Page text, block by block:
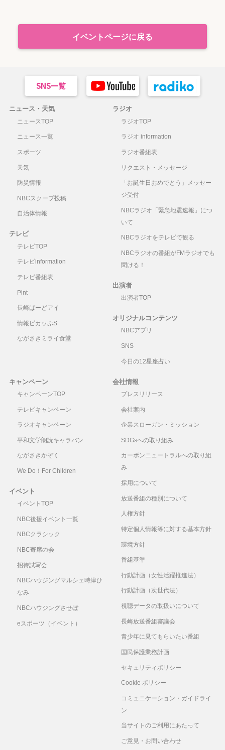
イベントページに戻る
ニュース・天気
ニュースTOP
ニュース一覧
スポーツ
天気
防災情報
NBCスクープ投稿
自治体情報
テレビ
テレビTOP
テレビinformation
テレビ番組表
Pint
長崎ばーどアイ
情報ピカッぷS
ながさきミライ食堂
ラジオ
ラジオTOP
ラジオ information
ラジオ番組表
リクエスト・メッセージ
「お誕生日おめでとう」メッセー
ジ受付
NBCラジオ「緊急地震速報」につ
いて
NBCラジオをテレビで観る
NBCラジオの番組がFMラジオでも
聞ける！
出演者
出演者TOP
オリジナルコンテンツ
NBCアプリ
SNS
今日の12星座占い
キャンペーン
キャンペーンTOP
テレビキャンペーン
ラジオキャンペーン
平和文学朗読キャラバン
ながさきかぞく
We Do！For Children
イベント
イベントTOP
NBC後援イベント一覧
NBCクラシック
NBC寄席の会
招待試写会
NBCハウジングマルシェ時津ひ
なみ
NBCハウジングさせぼ
eスポーツ（イベント）
会社情報
プレスリリース
会社案内
企業スローガン・ミッション
SDGsへの取り組み
カーボンニュートラルへの取り組
み
採用について
放送番組の種別について
人権方針
特定個人情報等に対する基本方針
環境方針
番組基準
行動計画（女性活躍推進法）
行動計画（次世代法）
視聴データの取扱いについて
長崎放送番組審議会
青少年に見てもらいたい番組
国民保護業務計画
セキュリティポリシー
Cookie ポリシー
コミュニケーション・ガイドライ
ン
当サイトのご利用にあたって
ご意見・お問い合わせ